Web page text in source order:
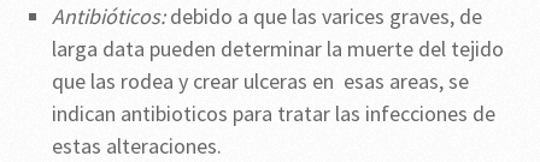
Antibióticos:debido a que las varices graves, de
larga data pueden determinar la muerte del tejido
que las rodea y crear ulceras en esas areas, se
indican antibioticos para tratar las infecciones de
estas alteraciones.